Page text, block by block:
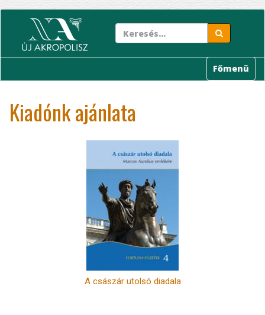
tartalomra
Főmenü
Kiadónk ajánlata
A császár utolsó diadala